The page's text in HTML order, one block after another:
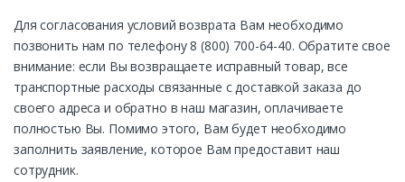
Для согласования условий возврата Вам необходимо
позвонить нам по телефону 8 (800) 700-64-40. Обратите свое
внимание: если Вы возвращаете исправный товар, все
транспортные расходы связанные с доставкой заказа до
своего адреса и обратно в наш магазин, оплачиваете
полностью Вы. Помимо этого, Вам будет необходимо
заполнить заявление, которое Вам предоставит наш
сотрудник.